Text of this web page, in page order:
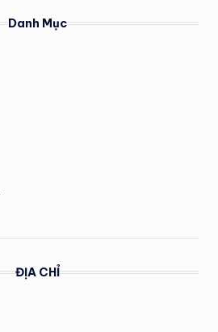
Danh Mục
ĐỊA CHỈ